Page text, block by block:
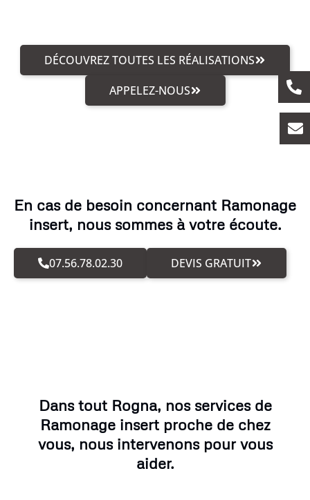
DÉCOUVREZ TOUTES LES RÉALISATIONS
APPELEZ-NOUS
En cas de besoin concernant Ramonage
insert, nous sommes à votre écoute.
07.56.78.02.30 DEVIS GRATUIT
Dans tout Rogna, nos services de
Ramonage insert proche de chez
vous, nous intervenons pour vous
aider.